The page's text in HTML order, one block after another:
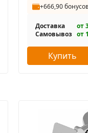
+666,90
Доставка от
Самовывоз от
Купить